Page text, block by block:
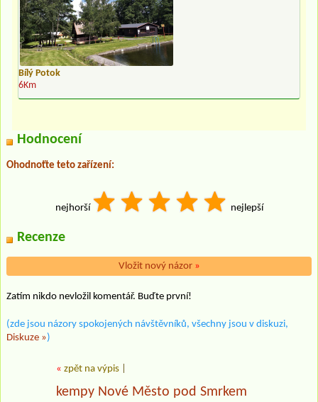
Bílý Potok
6Km
Hodnocení
Ohodnoťte teto zařízení:
nejhorší nejlepší
Recenze
Vložit nový názor »
Zatím nikdo nevložil komentář. Buďte první!
(zde jsou názory spokojených návštěvníků, všechny jsou v diskuzi,
Diskuze »)
« zpět na výpis
kempy Nové Město pod Smrkem